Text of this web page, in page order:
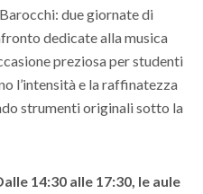
due giornate di
dedicate alla musica
preziosa per studenti
l’intensità e la raffinatezza
strumenti originali sotto la
14:30 alle 17:30, le aule